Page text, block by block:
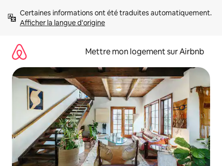
directement
Afficher la langue d'origine
Mettre mon logement sur Airbnb